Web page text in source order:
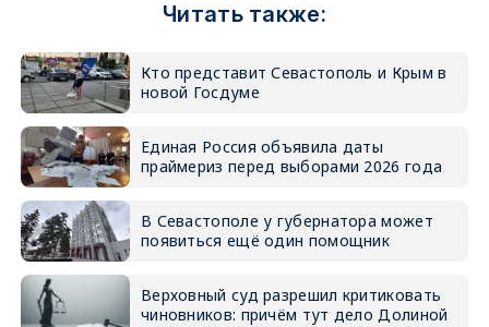
Читать также:
Кто представит Севастополь и Крым в
новой Госдуме
Единая Россия объявила даты
праймериз перед выборами 2026 года
В Севастополе у губернатора может
появиться ещё один помощник
Верховный суд разрешил критиковать
чиновников: причём тут дело Долиной